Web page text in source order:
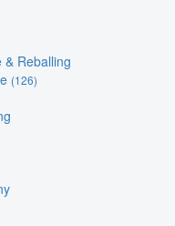
Reballing
(126)